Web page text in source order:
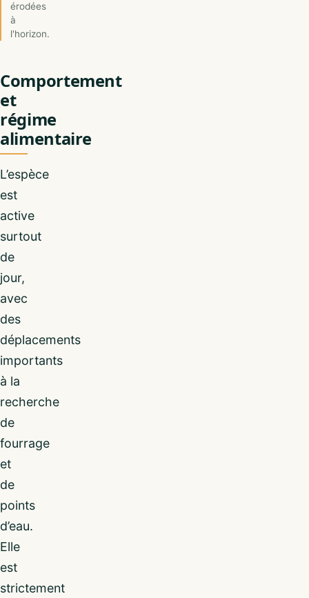
érodées
à
l'horizon.
Comportement
et
régime
alimentaire
L’espèce
est
active
surtout
de
jour,
avec
des
déplacements
importants
à la
recherche
de
fourrage
et
de
points
d’eau.
Elle
est
strictement